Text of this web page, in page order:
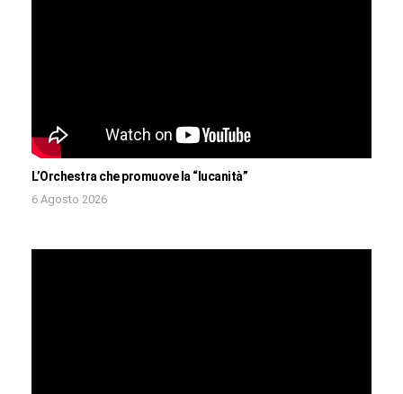
L’Orchestra che promuove la “lucanità”
6 Agosto 2026